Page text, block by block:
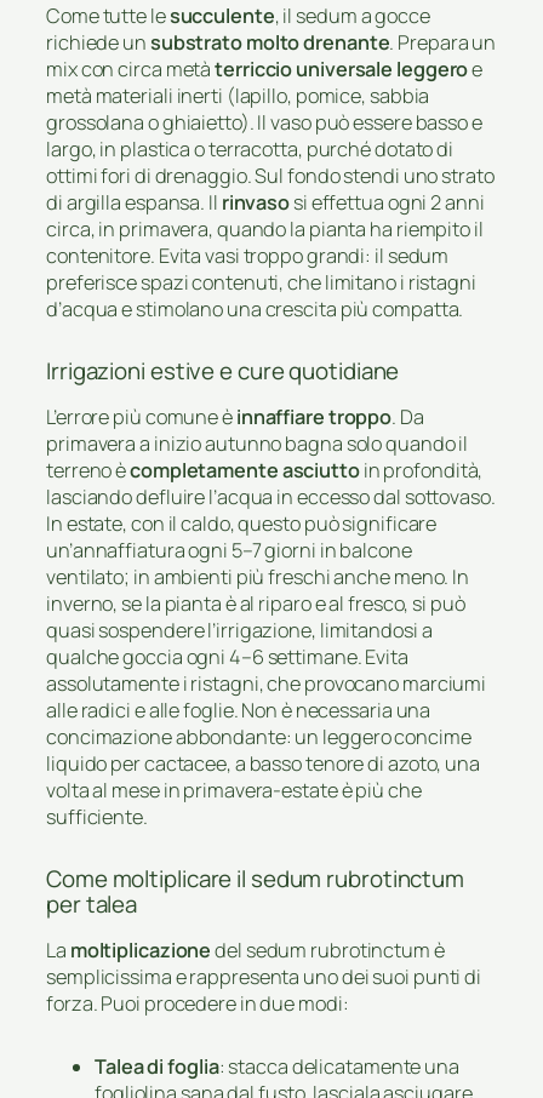
Come tutte lesucculente, il sedum a gocce
richiede unsubstrato molto drenante. Prepara un
mix con circa metàterriccio universale leggeroe
metà materiali inerti (lapillo, pomice, sabbia
grossolana o ghiaietto). Il vaso può essere basso e
largo, in plastica o terracotta, purché dotato di
ottimi fori di drenaggio. Sul fondo stendi uno strato
di argilla espansa. Il rinvasosi effettua ogni 2 anni
circa, in primavera, quando la pianta ha riempito il
contenitore. Evita vasi troppo grandi: il sedum
preferisce spazi contenuti, che limitano i ristagni
d’acqua e stimolano una crescita più compatta.
Irrigazioni estive e cure quotidiane
L’errore più comune èinnaffiare troppo. Da
primavera a inizio autunno bagna solo quando il
terreno ècompletamente asciuttoin profondità,
lasciando defluire l’acqua in eccesso dal sottovaso.
In estate, con il caldo, questo può significare
un’annaffiatura ogni 5–7 giorni in balcone
ventilato; in ambienti più freschi anche meno. In
inverno, se la pianta è al riparo e al fresco, si può
quasi sospendere l’irrigazione, limitandosi a
qualche goccia ogni 4–6 settimane. Evita
assolutamente i ristagni, che provocano marciumi
alle radici e alle foglie. Non è necessaria una
concimazione abbondante: un leggero concime
liquido per cactacee, a basso tenore di azoto, una
volta al mese in primavera-estate è più che
sufficiente.
Come moltiplicare il sedum rubrotinctum
per talea
La moltiplicazionedel sedum rubrotinctum è
semplicissima e rappresenta uno dei suoi punti di
forza. Puoi procedere in due modi:
Talea di foglia: stacca delicatamente una